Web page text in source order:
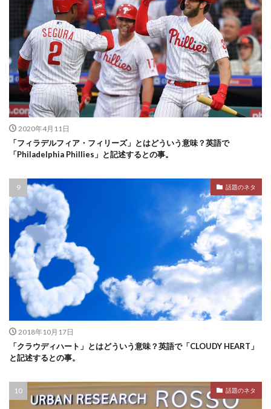
2020年4月11日
「フィラデルフィア・フィリーズ」とはどういう意味？英語で
「Philadelphia Phillies」と記述するとの事。
話題のネタ
2018年10月17日
「クラウディハート」とはどういう意味？英語で「CLOUDY HEART」
と記述するとの事。
話題のネタ